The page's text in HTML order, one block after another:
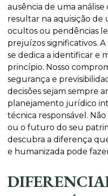
ausência de uma
resultar na aquisição de
ocultos ou pendências
prejuízos significativos.
se dedica a identificar e
princípio. Nosso
segurança e
decisões sejam sempre
planejamento jurídico
técnica responsável.
ou o futuro do seu
descubra a diferença
e humanizada pode